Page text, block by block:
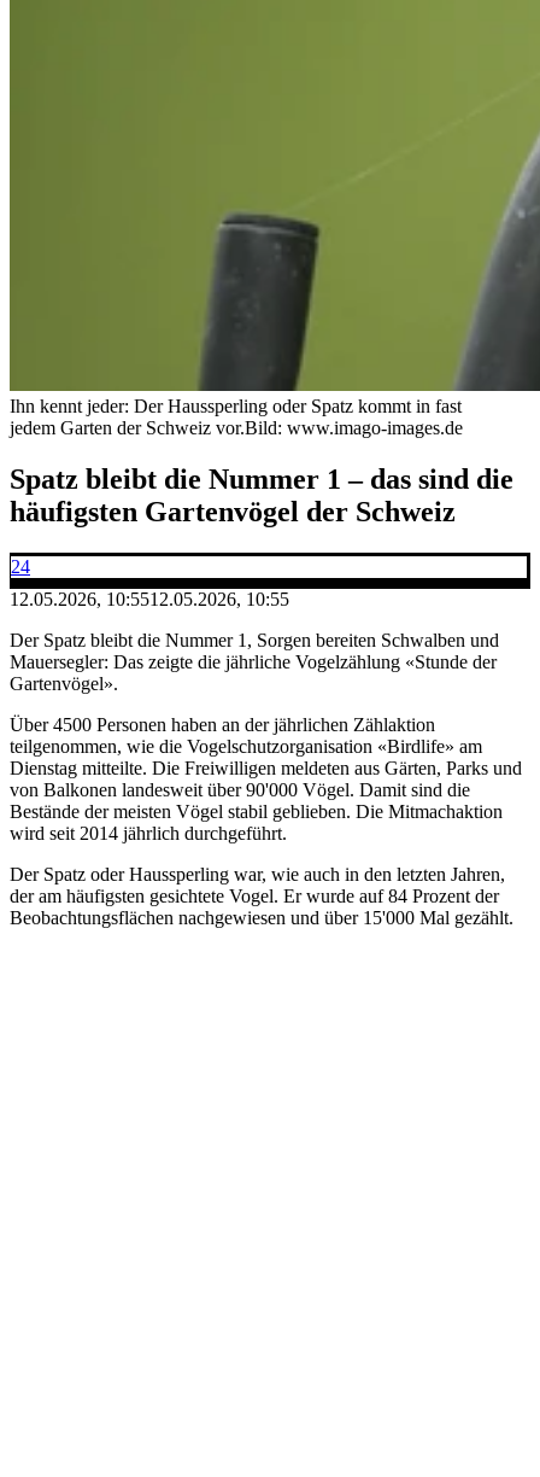
Ihn kennt jeder: Der Haussperling oder Spatz kommt in fast
jedem Garten der Schweiz vor.Bild: www.imago-images.de
Spatz bleibt die Nummer 1 – das sind die
häufigsten Gartenvögel der Schweiz
24
12.05.2026, 10:5512.05.2026, 10:55
Der Spatz bleibt die Nummer 1, Sorgen bereiten Schwalben und
Mauersegler: Das zeigte die jährliche Vogelzählung «Stunde der
Gartenvögel».
Über 4500 Personen haben an der jährlichen Zählaktion
teilgenommen, wie die Vogelschutzorganisation «Birdlife» am
Dienstag mitteilte. Die Freiwilligen meldeten aus Gärten, Parks und
von Balkonen landesweit über 90'000 Vögel. Damit sind die
Bestände der meisten Vögel stabil geblieben. Die Mitmachaktion
wird seit 2014 jährlich durchgeführt.
Der Spatz oder Haussperling war, wie auch in den letzten Jahren,
der am häufigsten gesichtete Vogel. Er wurde auf 84 Prozent der
Beobachtungsflächen nachgewiesen und über 15'000 Mal gezählt.